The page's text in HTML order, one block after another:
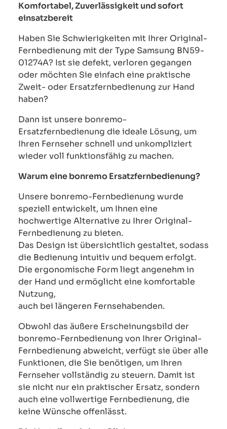
Komfortabel, Zuverlässigkeit und sofort
einsatzbereit
Haben Sie Schwierigkeiten mit Ihrer Original-
Fernbedienung mit der Type Samsung BN59-
01274A? Ist sie defekt, verloren gegangen
oder möchten Sie einfach eine praktische
Zweit- oder Ersatzfernbedienung zur Hand
haben?
Dann ist unsere bonremo-
Ersatzfernbedienung die ideale Lösung, um
Ihren Fernseher schnell und unkompliziert
wieder voll funktionsfähig zu machen.
Warum eine bonremo Ersatzfernbedienung?
Unsere bonremo-Fernbedienung wurde
speziell entwickelt, um Ihnen eine
hochwertige Alternative zu Ihrer Original-
Fernbedienung zu bieten.
Das Design ist übersichtlich gestaltet, sodass
die Bedienung intuitiv und bequem erfolgt.
Die ergonomische Form liegt angenehm in
der Hand und ermöglicht eine komfortable
Nutzung,
auch bei längeren Fernsehabenden.
Obwohl das äußere Erscheinungsbild der
bonremo-Fernbedienung von Ihrer Original-
Fernbedienung abweicht, verfügt sie über alle
Funktionen, die Sie benötigen, um Ihren
Fernseher vollständig zu steuern. Damit ist
sie nicht nur ein praktischer Ersatz, sondern
auch eine vollwertige Fernbedienung, die
keine Wünsche offenlässt.